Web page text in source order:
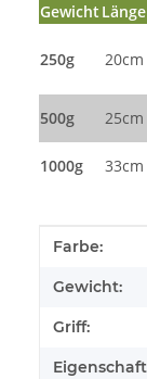
Gewicht Länge
250g 20cm
500g
25cm
1000g
33cm
Wert
Farbe:
Gewicht:
Griff: